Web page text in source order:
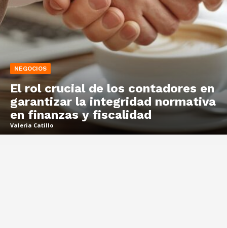
NEGOCIOS
El rol crucial de los contadores en
garantizar la integridad normativa
en finanzas y fiscalidad
Valeria Catillo